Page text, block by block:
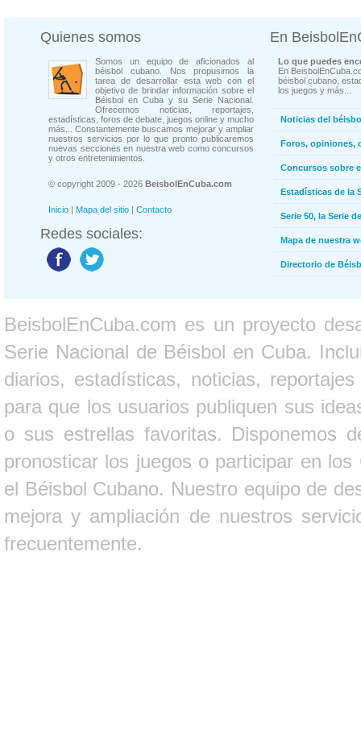
Quienes somos
Somos un equipo de aficionados al
béisbol cubano. Nos propusimos la
tarea de desarrollar esta web con el
objetivo de brindar información sobre el
Béisbol en Cuba y su Serie Nacional.
Ofrecemos noticias, reportajes,
estadísticas, foros de debate, juegos online y mucho
más... Constantemente buscamos mejorar y ampliar
nuestros servicios por lo que pronto publicaremos
nuevas secciones en nuestra web como concursos
y otros entretenimientos.
© copyright 2009 - 2026 BeisbolEnCuba.com
Inicio | Mapa del sitio | Contacto
Redes sociales:
En
Lo que puedes
En
béisbol cubano,
los juegos y más...
Noticias del
Foros, opiniones,
Concursos sobre
Estadísticas de la
Serie 50, la Serie
Mapa de nuestra
Directorio de
BeisbolEnCuba.com es un proyecto
Serie Nacional de Béisbol en Cuba.
diarios, estadísticas, noticias,
para que los usuarios publiquen sus
o sus estrellas favoritas. Disponemos
pronosticar los juegos o participar en
el Béisbol Cubano. Nuestro equipo de
mejora y ampliación de nuestros
frecuentemente.